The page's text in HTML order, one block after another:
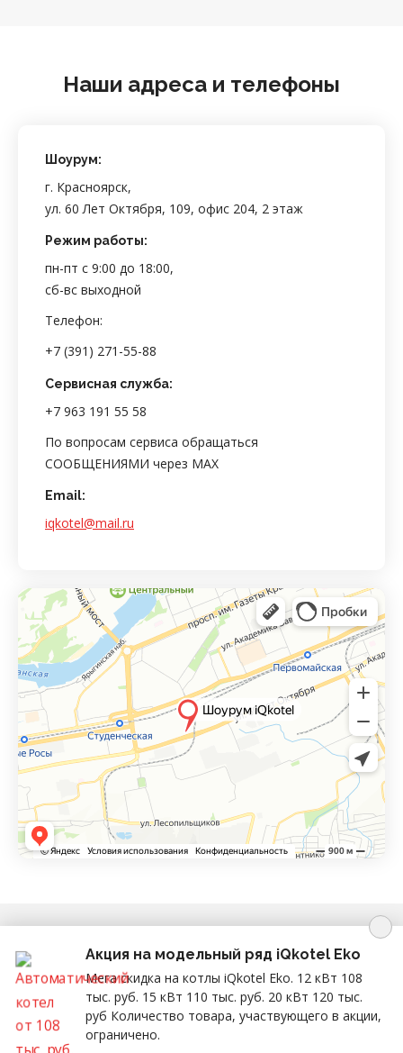
Наши адреса и телефоны
Шоурум:
г. Красноярск,
ул. 60 Лет Октября, 109, офис 204, 2 этаж
Режим работы:
пн-пт с 9:00 до 18:00,
сб-вс выходной
Телефон:
+7 (391) 271-55-88
Сервисная служба:
+7 963 191 55 58
По вопросам сервиса обращаться
СООБЩЕНИЯМИ через MAX
Email:
iqkotel@mail.ru
0
Акция на модельный ряд iQkotel Eko
Мега скидка на котлы iQkotel Eko. 12 кВт 108
тыс. руб. 15 кВт 110 тыс. руб. 20 кВт 120 тыс.
руб Количество товара, участвующего в акции,
ограничено.
в Красноярске
на сайте используются изображения с сервиса Freepik